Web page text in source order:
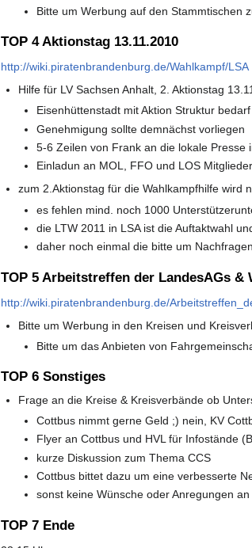
Bitte um Werbung auf den Stammtischen
TOP 4 Aktionstag 13.11.2010
http://wiki.piratenbrandenburg.de/Wahlkampf/LSA
Hilfe für LV Sachsen Anhalt, 2. Aktionstag
Eisenhüttenstadt mit Aktion Struktur
Genehmigung sollte demnächst vorliegen
5-6 Zeilen von Frank an die lokale Presse
Einladun an MOL, FFO und LOS
zum 2.Aktionstag für die Wahlkampfhilfe wird
es fehlen mind. noch 1000
die LTW 2011 in LSA ist die Auftaktwahl
daher noch einmal die bitte um
TOP 5 Arbeitstreffen der LandesAGs &
http://wiki.piratenbrandenburg.de/
Bitte um Werbung in den Kreisen und
Bitte um das Anbieten von
TOP 6 Sonstiges
Frage an die Kreise & Kreisverbände ob
Cottbus nimmt gerne Geld ;) nein, KV
Flyer an Cottbus und HVL für Infostände
kurze Diskussion zum Thema CCS
Cottbus bittet dazu um eine verbesserte
sonst keine Wünsche oder Anregungen
TOP 7 Ende